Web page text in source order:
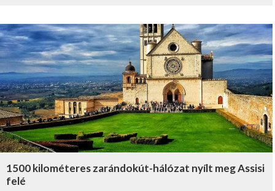
1500 kilométeres zarándokút-hálózat nyílt meg Assisi
felé